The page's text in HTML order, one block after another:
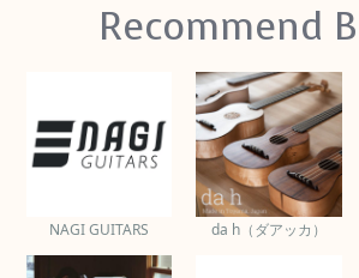
Recommend
NAGI GUITARS da h（ダアッカ）